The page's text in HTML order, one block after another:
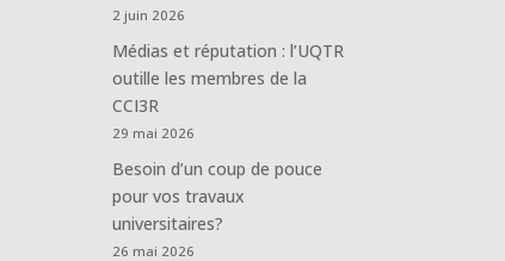
2 juin 2026
Médias et réputation : l’UQTR
outille les membres de la
CCI3R
29 mai 2026
Besoin d’un coup de pouce
pour vos travaux
universitaires?
26 mai 2026